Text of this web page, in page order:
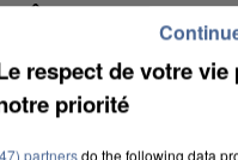
L’ÎLE-DE-FRANCE
AVEC LES...
respect de votre vie
priorité
partnersdo the following data